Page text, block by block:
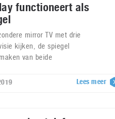
functioneert als
mirror TV met drie
kijken, de spiegel
van beide
Lees meer